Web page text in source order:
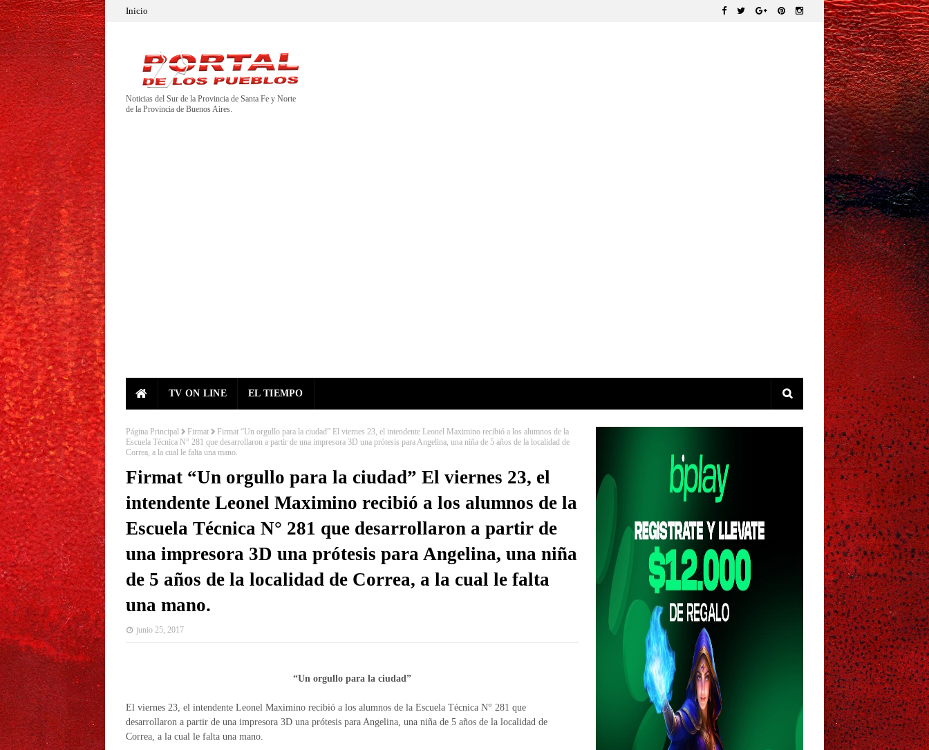
Inicio
Noticias del Sur de la Provincia de Santa Fe y Norte
de la Provincia de Buenos Aires.
TV ON LINE EL TIEMPO
Página Principal Firmat
Firmat “Un orgullo para la ciudad” El viernes 23, el intendente Leonel Maximino recibió a los alumnos de la
Escuela Técnica N° 281 que desarrollaron a partir de una impresora 3D una prótesis para Angelina, una niña de 5 años de la localidad de
Correa, a la cual le falta una mano.
Firmat “Un orgullo para la ciudad” El viernes 23, el
intendente Leonel Maximino recibió a los alumnos de la
Escuela Técnica N° 281 que desarrollaron a partir de
una impresora 3D una prótesis para Angelina, una niña
de 5 años de la localidad de Correa, a la cual le falta
una mano.
junio 25, 2017
“Un orgullo para la ciudad”
El viernes 23, el intendente Leonel Maximino recibió a los alumnos de la Escuela Técnica N° 281 que
desarrollaron a partir de una impresora 3D una prótesis para Angelina, una niña de 5 años de la localidad de
Correa, a la cual le falta una mano.